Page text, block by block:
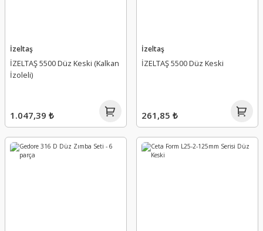
İzeltaş
İZELTAŞ 5500 Düz Keski (Kalkan
İzoleli)
1.047,39 ₺
İzeltaş
İZELTAŞ 5500 Düz Keski
261,85 ₺